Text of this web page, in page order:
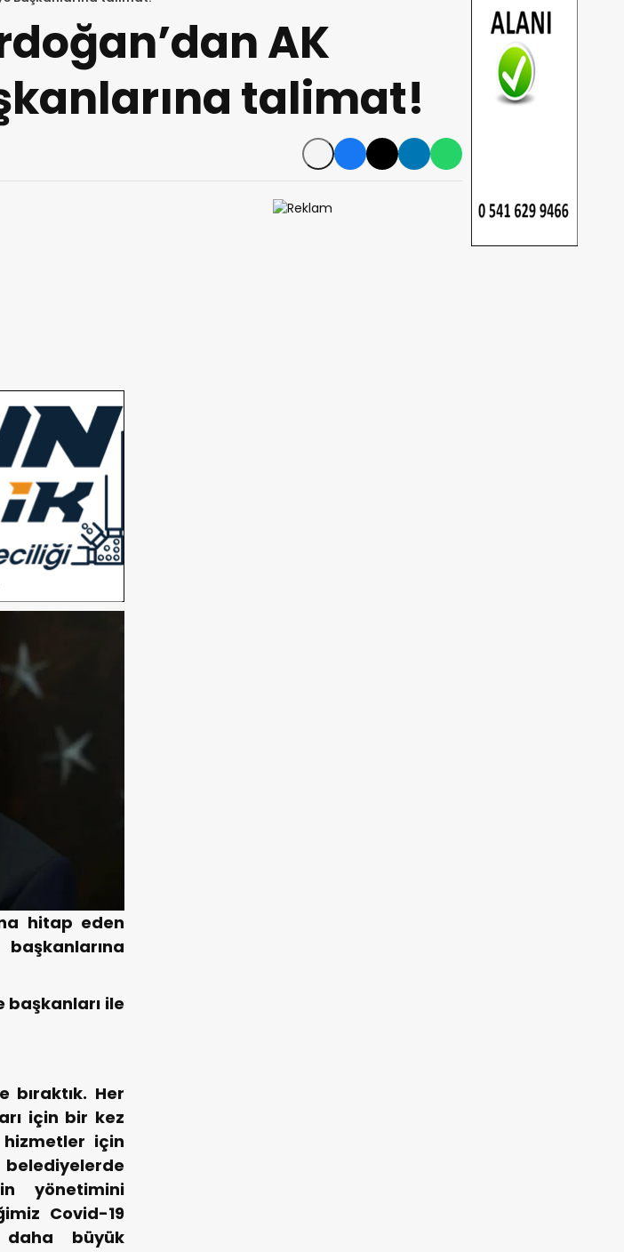
AK
talimat!
hitap eden
başkanları ile
bıraktık. Her
için bir kez
hizmetler için
yönetimini
Covid-19
daha büyük